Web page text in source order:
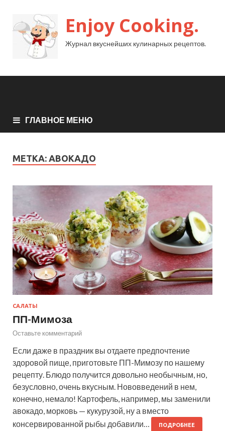
Enjoy Cooking.
Журнал вкуснейших кулинарных рецептов.
ГЛАВНОЕ МЕНЮ
МЕТКА: АВОКАДО
САЛАТЫ
ПП-Мимоза
Оставьте комментарий
Если даже в праздник вы отдаете предпочтение
здоровой пище, приготовьте ПП-Мимозу по нашему
рецепту. Блюдо получится довольно необычным, но,
безусловно, очень вкусным. Нововведений в нем,
конечно, немало! Картофель, например, мы заменили
авокадо, морковь — кукурузой, ну а вместо
консервированной рыбы добавили…
ПОДРОБНЕЕ